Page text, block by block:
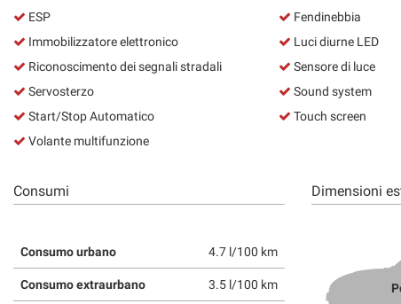
ESP
Immobilizzatore elettronico
Riconoscimento dei segnali stradali
Servosterzo
Start/Stop Automatico
Volante multifunzione
Fendinebbia
Luci diurne LED
Sensore di luce
Sound system
Touch screen
Consumi
Consumo urbano 4.7 l/100 km
Consumo extraurbano 3.5 l/100 km
Dimensioni